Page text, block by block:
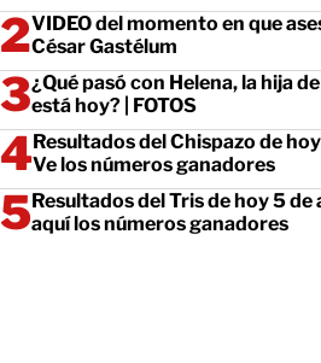
VIDEO del momento en que
César Gastélum
¿Qué pasó con Helena, la hija
está hoy? | FOTOS
Resultados del Chispazo de
Ve los números ganadores
Resultados del Tris de hoy 5
aquí los números ganadores